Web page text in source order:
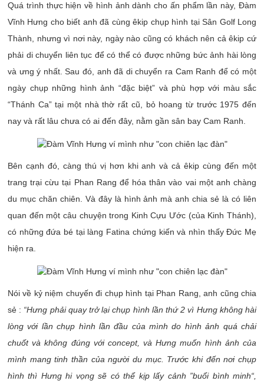
Quá trình thực hiện về hình ảnh dành cho ấn phẩm lần này, Đàm
Vĩnh Hưng cho biết anh đã cùng êkip chụp hình tại Sân Golf Long
Thành, nhưng vì nơi này, ngày nào cũng có khách nên cả êkip cứ
phải di chuyển liên tục để có thể có được những bức ảnh hài lòng
và ưng ý nhất.Sau đó, anh đã di chuyển ra Cam Ranh để có một
ngày chụp những hình ảnh “đặc biệt” và phù hợp với màu sắc
“Thánh Ca” tại một nhà thờ rất cũ, bỏ hoang từ trước 1975 đến
nay và rất lâu chưa có ai đến đây, nằm gần sân bay Cam Ranh.
Bên cạnh đó, càng thú vị hơn khi anh và cả êkip cùng đến một
trang trại cừu tại Phan Rang để hóa thân vào vai một anh chàng
du mục chăn chiên. Và đây là hình ảnh mà anh chia sẻ là có liên
quan đến một câu chuyện trong Kinh Cựu Ước (của Kinh Thánh),
có những đứa bé tại làng Fatina chứng kiến và nhìn thấy Đức Mẹ
hiện ra.
Nói về kỷ niệm chuyến đi chụp hình tại Phan Rang, anh cũng chia
sẻ : “Hưng phải quay trở lại chụp hình lần thứ 2 vì Hưng không hài
lòng với lần chụp hình lần đầu của mình do hình ảnh quá chải
chuốt và không đúng với concept, và Hưng muốn hình ảnh của
mình mang tinh thần của người du mục. Trước khi đến nơi chụp
hình thì Hưng hi vọng sẽ có thể kịp lấy cảnh ”buổi bình minh“,